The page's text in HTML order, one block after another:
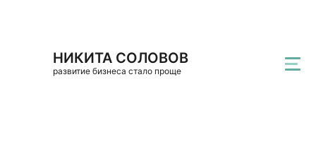
НИКИТА СОЛОВОВ
развитие бизнеса стало проще